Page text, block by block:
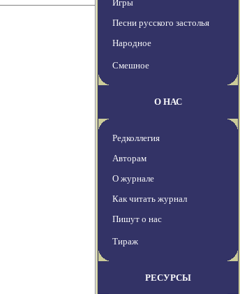
Игры
Песни русского застолья
Народное
Смешное
О НАС
Редколлегия
Авторам
О журнале
Как читать журнал
Пишут о нас
Тираж
РЕСУРСЫ